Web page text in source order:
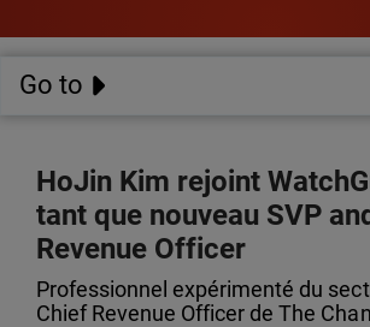
Go to
HoJin Kim rejoint
tant que nouveau SVP
Revenue Officer
Professionnel expérimenté du
Chief Revenue Officer de The